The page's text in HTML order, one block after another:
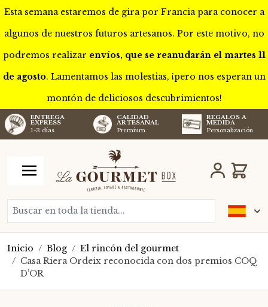
Esta semana estaremos de gira por Francia para conocer a
algunos de nuestros futuros artesanos. Por este motivo, no
podremos realizar envíos, que se reanudarán el martes 11
de agosto. Lamentamos las molestias, ¡pero nos esperan un
montón de deliciosos descubrimientos!
ENTREGA
EXPRESS
1-3 días
CALIDAD
ARTESANAL
Premium
REGALOS A
MEDIDA
Personalización
Buscar en toda la tienda...
Carro
Inicio / Blog / El rincón del gourmet
/ Casa Riera Ordeix reconocida con dos premios COQ
D’OR